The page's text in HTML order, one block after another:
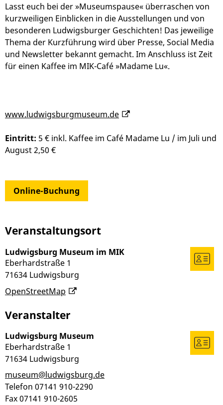
Lasst euch bei der »Museumspause« überraschen von
kurzweiligen Einblicken in die Ausstellungen und von
besonderen Ludwigsburger Geschichten! Das jeweilige
Thema der Kurzführung wird über Presse, Social Media
und Newsletter bekannt gemacht. Im Anschluss ist Zeit
für einen Kaffee im MIK-Café »Madame Lu«.
www.ludwigsburgmuseum.de
Eintritt: 5 € inkl. Kaffee im Café Madame Lu / im Juli und
August 2,50 €
Online-Buchung
Veranstaltungsort
Ludwigsburg Museum im MIK
Eberhardstraße 1
71634 Ludwigsburg
OpenStreetMap
Veranstalter
Ludwigsburg Museum
Eberhardstraße 1
71634 Ludwigsburg
museum@ludwigsburg.de
Telefon 07141 910-2290
Fax07141 910-2605